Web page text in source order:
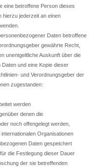
eine betroffene Person dieses
hierzu jederzeit an einen
Daten betroffene
gewährte Recht,
unentgeltliche Auskunft über die
und eine Kopie dieser
und Verordnungsgeber der
zugestanden:
werden
denen die
noch offengelegt werden,
Organisationen
Daten gespeichert
die Festlegung dieser Dauer
der sie betreffenden